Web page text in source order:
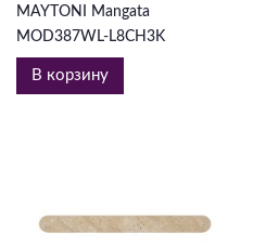
MAYTONI Mangata
MOD387WL-L8CH3K
В корзину